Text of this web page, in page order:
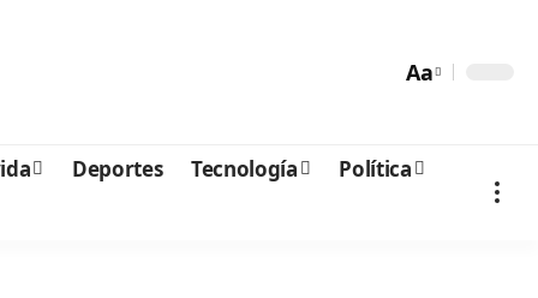
Aa
Deportes Tecnología
Política